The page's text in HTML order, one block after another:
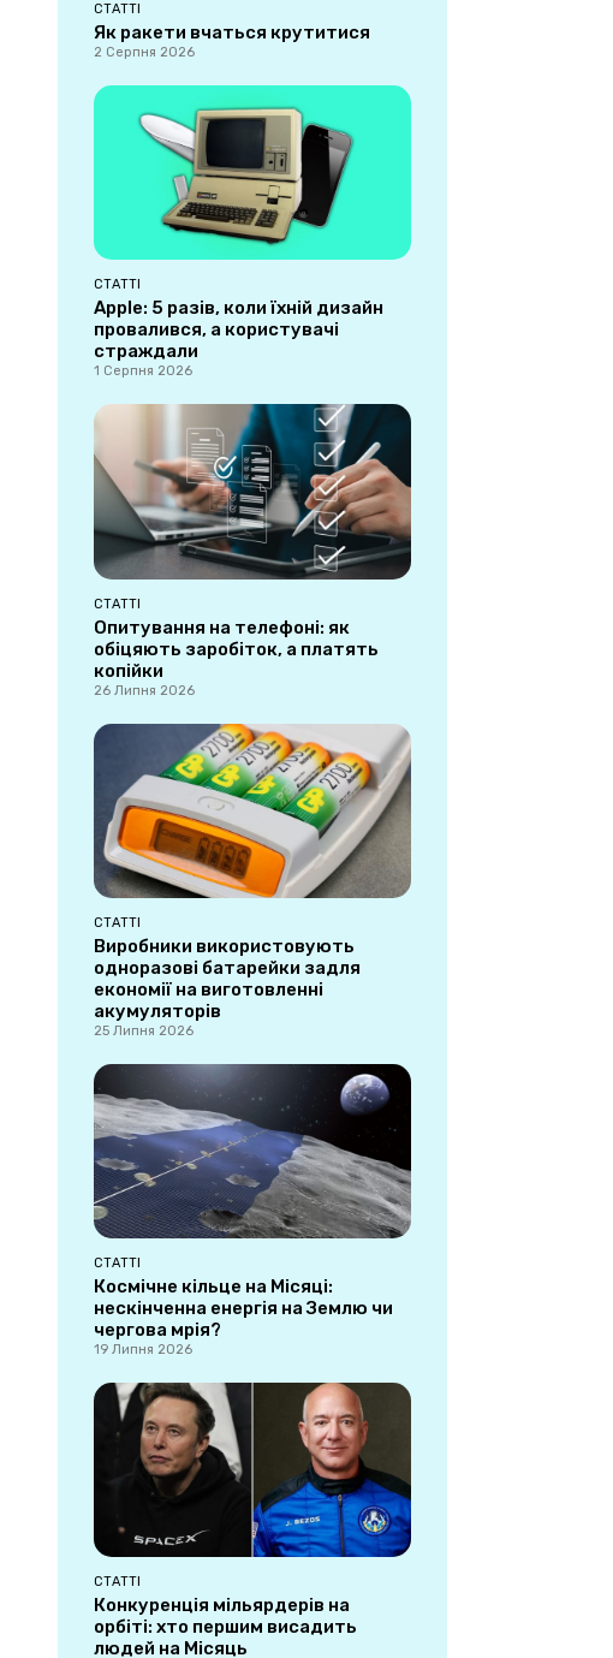
СТАТТІ
Як ракети вчаться крутитися
2 Серпня 2026
СТАТТІ
Apple: 5 разів, коли їхній дизайн
провалився, а користувачі
страждали
1 Серпня 2026
СТАТТІ
Опитування на телефоні: як
обіцяють заробіток, а платять
копійки
26 Липня 2026
СТАТТІ
Виробники використовують
одноразові батарейки задля
економії на виготовленні
акумуляторів
25 Липня 2026
СТАТТІ
Космічне кільце на Місяці:
нескінченна енергія на Землю чи
чергова мрія?
19 Липня 2026
СТАТТІ
Конкуренція мільярдерів на
орбіті: хто першим висадить
людей на Місяць